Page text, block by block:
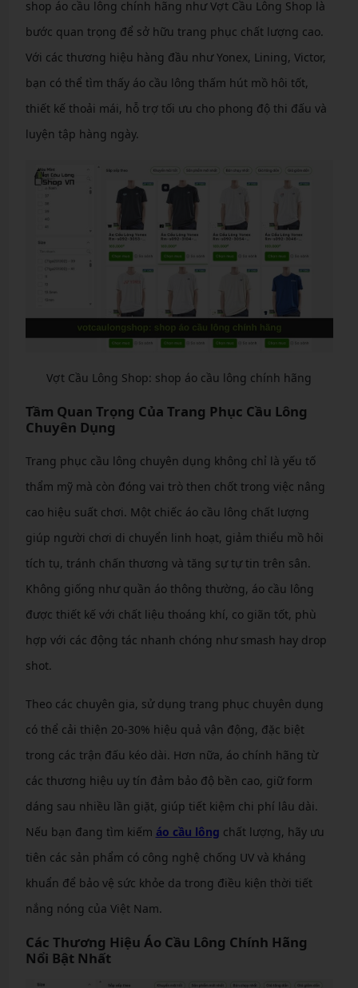
shop áo cầu lông chính hãng như Vợt Cầu Lông Shop là
bước quan trọng để sở hữu trang phục chất lượng cao.
Với các thương hiệu hàng đầu như Yonex, Lining, Victor,
bạn có thể tìm thấy áo cầu lông thấm hút mồ hôi tốt,
thiết kế thoải mái, hỗ trợ tối ưu cho phong độ thi đấu và
luyện tập hàng ngày.
Vợt Cầu Lông Shop: shop áo cầu lông chính hãng
Tầm Quan Trọng Của Trang Phục Cầu Lông
Chuyên Dụng
Trang phục cầu lông chuyên dụng không chỉ là yếu tố
thẩm mỹ mà còn đóng vai trò then chốt trong việc nâng
cao hiệu suất chơi. Một chiếc áo cầu lông chất lượng
giúp người chơi di chuyển linh hoạt, giảm thiểu mồ hôi
tích tụ, tránh chấn thương và tăng sự tự tin trên sân.
Không giống như quần áo thông thường, áo cầu lông
được thiết kế với chất liệu thoáng khí, co giãn tốt, phù
hợp với các động tác nhanh chóng như smash hay drop
shot.
Theo các chuyên gia, sử dụng trang phục chuyên dụng
có thể cải thiện 20-30% hiệu quả vận động, đặc biệt
trong các trận đấu kéo dài. Hơn nữa, áo chính hãng từ
các thương hiệu uy tín đảm bảo độ bền cao, giữ form
dáng sau nhiều lần giặt, giúp tiết kiệm chi phí lâu dài.
Nếu bạn đang tìm kiếm áo cầu lông chất lượng, hãy ưu
tiên các sản phẩm có công nghệ chống UV và kháng
khuẩn để bảo vệ sức khỏe da trong điều kiện thời tiết
nắng nóng của Việt Nam.
Các Thương Hiệu Áo Cầu Lông Chính Hãng
Nổi Bật Nhất